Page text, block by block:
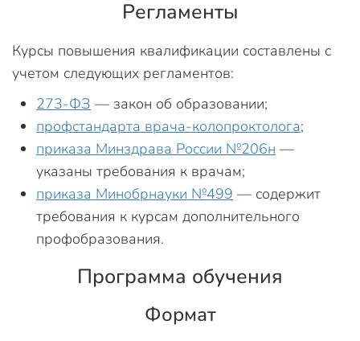
Регламенты
Курсы повышения квалификации составлены с
учетом следующих регламентов:
273-ФЗ — закон об образовании;
профстандарта врача-колопроктолога;
приказа Минздрава России №206н —
указаны требования к врачам;
приказа Минобрнауки №499 — содержит
требования к курсам дополнительного
профобразования.
Программа обучения
Формат